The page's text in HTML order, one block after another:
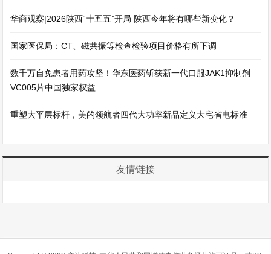
华商观察|2026陕西“十五五”开局 陕西今年将有哪些新变化？
国家医保局：CT、磁共振等检查检验项目价格有所下调
数千万自免患者用药攻坚！华东医药斩获新一代口服JAK1抑制剂
VC005片中国独家权益
重塑大平层标杆，美的领航者四代大功率新品定义大宅省电标准
友情链接